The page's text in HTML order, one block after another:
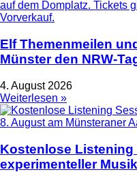
Elf Themenmeilen
Münster den NRW-
4. August 2026
Weiterlesen »
Kostenlose Listening
experimenteller